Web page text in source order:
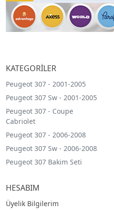
KATEGORİLER
Peugeot 307 - 2001-2005
Peugeot 307 Sw - 2001-2005
Peugeot 307 - Coupe
Cabriolet
Peugeot 307 - 2006-2008
Peugeot 307 Sw - 2006-2008
Peugeot 307 Bakim Seti
HESABIM
Üyelik Bilgilerim